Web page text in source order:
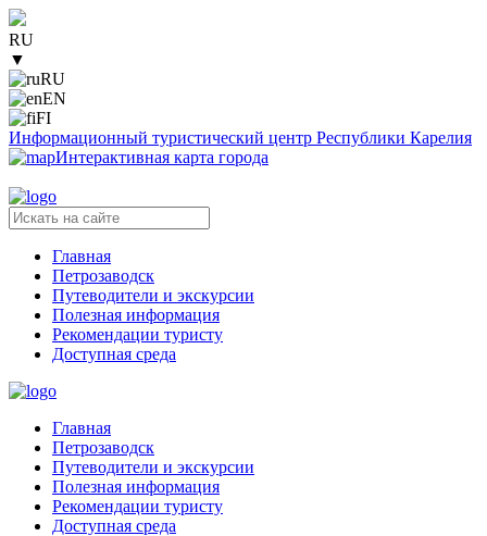
RU
▼
RU
EN
FI
Информационный туристический центр Республики Карелия
Интерактивная карта города
Главная
Петрозаводск
Путеводители и экскурсии
Полезная информация
Рекомендации туристу
Доступная среда
Главная
Петрозаводск
Путеводители и экскурсии
Полезная информация
Рекомендации туристу
Доступная среда